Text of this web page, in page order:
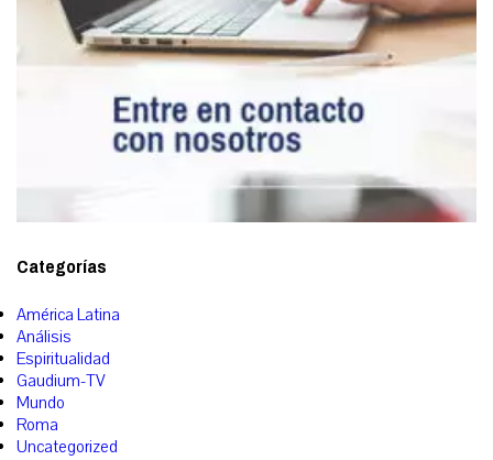
Categorías
América Latina
Análisis
Espiritualidad
Gaudium-TV
Mundo
Roma
Uncategorized